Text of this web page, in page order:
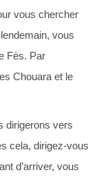
vous chercher
vous
Fès. Par
Chouara et le
dirigerons vers
cela, dirigez-vous
d’arriver, vous